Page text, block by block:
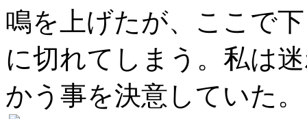
鳴を上げたが、ここで
に切れてしまう。私は
かう事を決意していた。